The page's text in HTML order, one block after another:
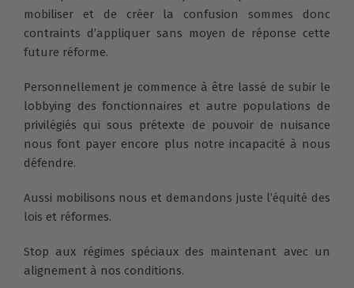
mobiliser et de créer la confusion sommes donc
contraints d’appliquer sans moyen de réponse cette
future réforme.
Personnellement je commence à être lassé de subir le
lobbying des fonctionnaires et autre populations de
privilégiés qui sous prétexte de pouvoir de nuisance
nous font payer encore plus notre incapacité à nous
défendre.
Aussi mobilisons nous et demandons juste l’équité des
lois et réformes.
Stop aux régimes spéciaux des maintenant avec un
alignement à nos conditions.